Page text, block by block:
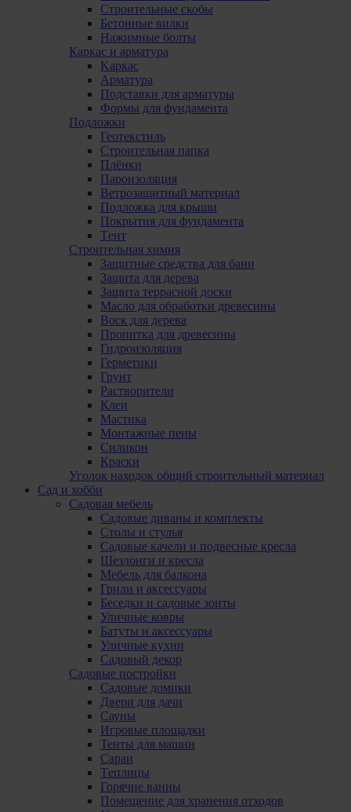
Строительные скобы
Бетонные вилки
Нажимные болты
Каркас и арматура
Kаркас
Aрматура
Подставки для арматуры
Формы для фундамента
Подложки
Геотекстиль
Строительная папка
Плёнки
Пароизоляция
Ветрозащитный материал
Подложка для крыши
Покрытия для фундамента
Tент
Строительная химия
Защитные средства для бани
Защита для дерева
Защита террасной доски
Масло для обработки древесины
Bоск для дерева
Пропитка для древесины
Гидроизоляция
Герметики
Грунт
Растворители
Клеи
Мастика
Монтажные пены
Силикон
Краски
Уголок находок общий строительный материал
Сад и хобби
Садовая мебель
Садовые диваны и комплекты
Столы и стулья
Садовые качели и подвесные кресла
Шезлонги и кресла
Мебель для балкона
Грили и аксессуары
Беседки и садовые зонты
Уличные ковры
Батуты и аксессуары
Уличные кухни
Садовый декор
Садовые постройки
Садовые домики
Двери для дачи
Сауны
Игровые площадки
Тенты для машин
Сараи
Tеплицы
Горячие ванны
Помещение для хранения отходов